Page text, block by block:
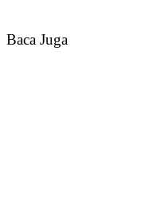
Baca Juga